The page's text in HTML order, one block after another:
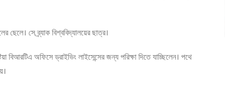
ছেলে। সে ব্র্যাক বিশ্ববিদ্যালয়ের ছাত্র।
বিআরটিএ অফিসে ড্রাইভিং লাইসেন্সের জন্য পরিক্ষা দিতে যাচ্ছিলেন। পথে